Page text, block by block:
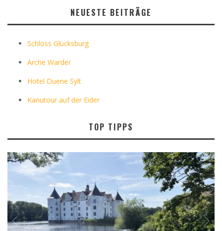
NEUESTE BEITRÄGE
Schloss Glücksburg
Arche Warder
Hotel Duene Sylt
Kanutour auf der Eider
TOP TIPPS